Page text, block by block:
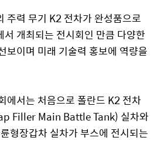
주력 무기 K2 전차가 완성품으로
서 개최되는 전시회인 만큼 다양한
보이며 미래 기술력 홍보에 역량을
에서는 처음으로 폴란드 K2 전차
Filler Main Battle Tank) 실차와
형장갑차 실차가 부스에 전시되는